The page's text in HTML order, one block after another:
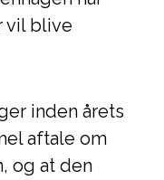
vil blive
inden årets
aftale om
og at den